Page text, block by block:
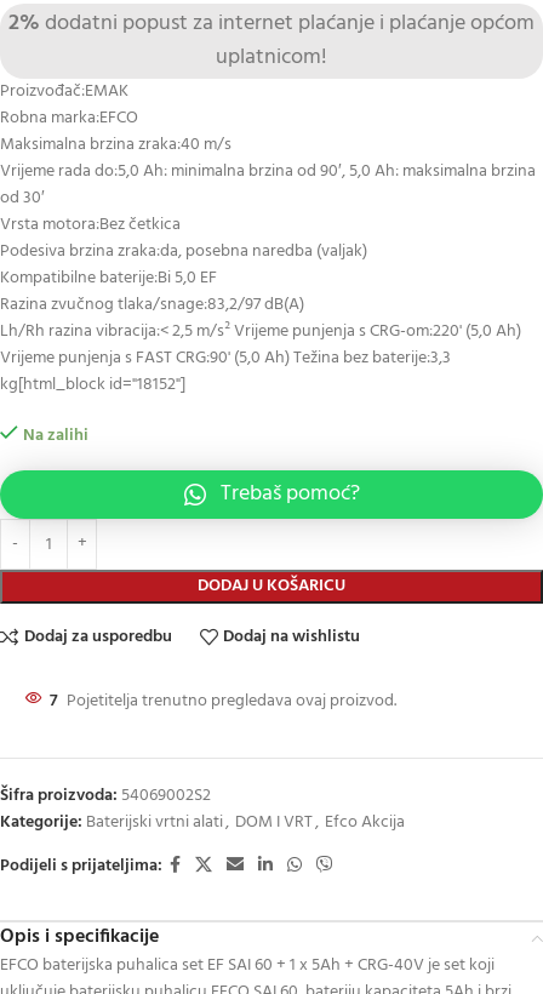
2% dodatni popust za internet plaćanje i plaćanje općom
uplatnicom!
Proizvođač:EMAK
Robna marka:EFCO
Maksimalna brzina zraka:40 m/s
Vrijeme rada do:5,0 Ah: minimalna brzina od 90′, 5,0 Ah: maksimalna brzina
od 30′
Vrsta motora:Bez četkica
Podesiva brzina zraka:da, posebna naredba (valjak)
Kompatibilne baterije:Bi 5,0 EF
Razina zvučnog tlaka/snage:83,2/97 dB(A)
Lh/Rh razina vibracija:< 2,5 m/s² Vrijeme punjenja s CRG-om:220' (5,0 Ah)
Vrijeme punjenja s FAST CRG:90' (5,0 Ah) Težina bez baterije:3,3
kg[html_block id="18152"]
Na zalihi
DODAJ U KOŠARICU
Trebaš pomoć?
Dodaj za usporedbu Dodaj na wishlistu
7 Pojetitelja trenutno pregledava ovaj proizvod.
Šifra proizvoda: 54069002S2
Kategorije: Baterijski vrtni alati, DOM I VRT, Efco Akcija
Podijeli s prijateljima:
Opis i specifikacije
EFCO baterijska puhalica set EF SAI 60 + 1 x 5Ah + CRG-40V je set koji